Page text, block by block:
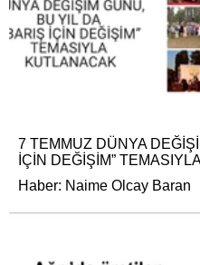
7 TEMMUZ DÜNYA
İÇİN DEĞİŞİM”
Haber: Naime Olcay Baran